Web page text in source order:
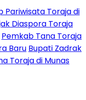
Pariwisata Toraja di
Diaspora Toraja
Pemkab Tana Toraja
Baru Bupati Zadrak
Toraja di Munas